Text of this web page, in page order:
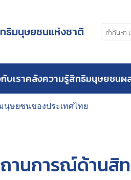
ธิมนุษยชนแห่งชาติ
บเราคลังความรู้สิทธิมนุษยชนผ
นุษยชนของประเทศไทย
านการณ์ด้านสิ